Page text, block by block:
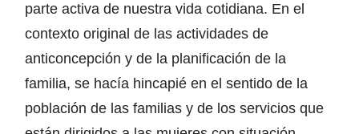
parte activa de nuestra vida cotidiana. En el
contexto original de las actividades de
anticoncepción y de la planificación de la
familia, se hacía hincapié en el sentido de la
población de las familias y de los servicios que